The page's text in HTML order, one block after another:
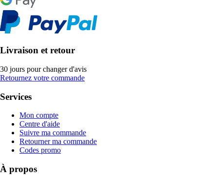
Livraison et retour
30 jours pour changer d'avis
Retournez votre commande
Services
Mon compte
Centre d'aide
Suivre ma commande
Retourner ma commande
Codes promo
À propos